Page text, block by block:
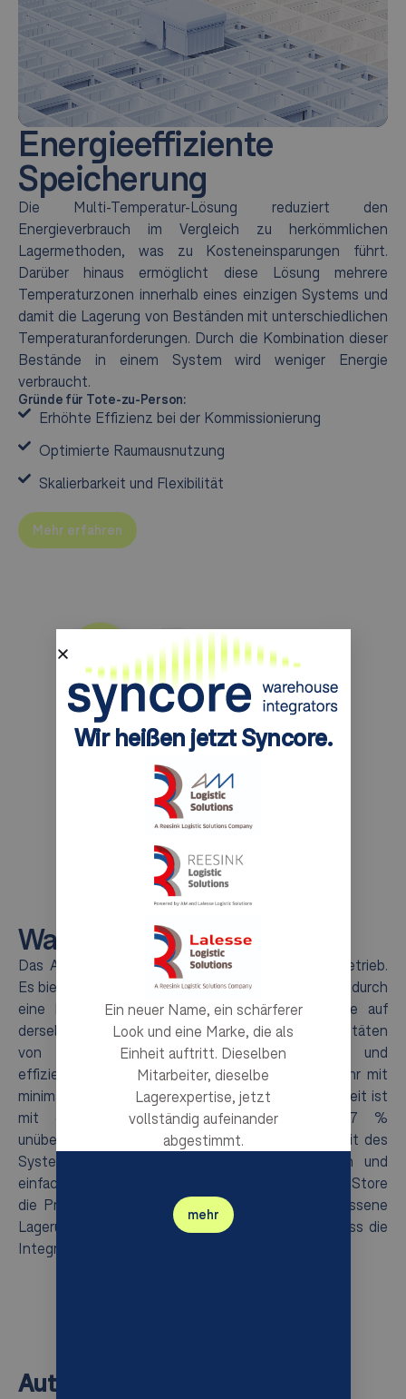
Energieeffiziente
Speicherung
Die Multi-Temperatur-Lösung reduziert den
Energieverbrauch im Vergleich zu herkömmlichen
Lagermethoden, was zu Kosteneinsparungen führt.
Darüber hinaus ermöglicht diese Lösung mehrere
Temperaturzonen innerhalb eines einzigen Systems und
damit die Lagerung von Beständen mit unterschiedlichen
Temperaturanforderungen. Durch die Kombination dieser
Bestände in einem System wird weniger Energie
verbraucht.
Gründe für Tote-zu-Person:
Erhöhte Effizienz bei der Kommissionierung
Optimierte Raumausnutzung
Skalierbarkeit und Flexibilität
Mehr erfahren
Warum AutoStore?
Das AutoStore System revolutioniert den Lagerbetrieb.
Es bietet eine außergewöhnliche Raumoptimierung durch
eine bis zu vierfache Erhöhung der Lagerdichte auf
derselben Grundfläche. Die hohen Durchsatzkapazitäten
von AutoStore gewährleisten eine schnelle und
effiziente Auftragsabwicklung, die rund um die Uhr mit
minimalen Ausfallzeiten erfolgt. Seine Zuverlässigkeit ist
mit einer weltweiten Betriebszeit von 99,7 %
unübertroffen, und die Flexibilität und Skalierbarkeit des
Systems ermöglichen eine nahtlose Integration und
einfache Erweiterung. Darüber hinaus erhöht AutoStore
die Produktsicherheit durch eine sichere, geschlossene
Lagerung und minimiert Handhabungsfehler, so dass die
Integrität Ihres Bestands gewährleistet ist.
AutoStoreTM-Komponenten
Wir heißen jetzt Syncore.
Ein neuer Name, ein schärferer
Look und eine Marke, die als
Einheit auftritt. Dieselben
Mitarbeiter, dieselbe
Lagerexpertise, jetzt
vollständig aufeinander
abgestimmt.
mehr